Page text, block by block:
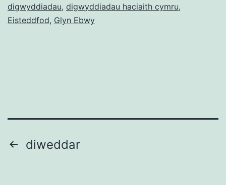
2010,
digwyddiadau, digwyddiadau haciaith cymru,
Eisteddfod, Glyn Ebwy
Tudaleniad
diweddar